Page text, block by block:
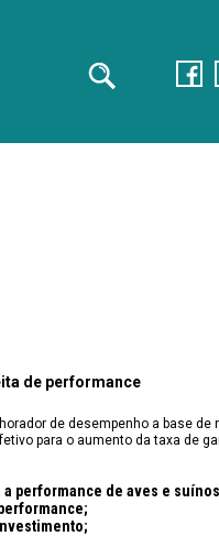
de performance
de desempenho a base
para o aumento da taxa de
a performance de aves e